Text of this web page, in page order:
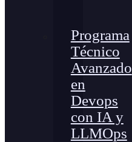
Programa
Técnico
Avanzado
en
Devops
con IA y
LLMOps